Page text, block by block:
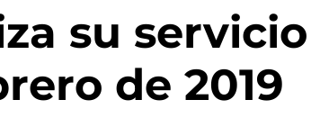
su servicio
de 2019